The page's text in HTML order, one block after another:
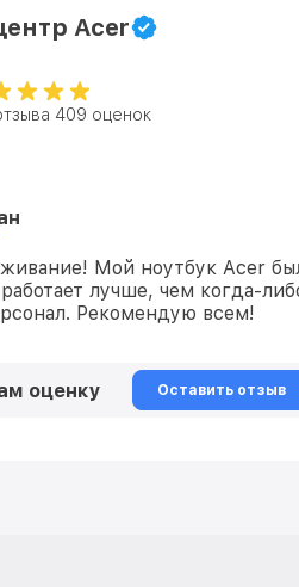
Acer
409 оценок
Мой ноутбук Acer
лучше, чем когда-
Рекомендую всем!
оценку Оставить отзыв